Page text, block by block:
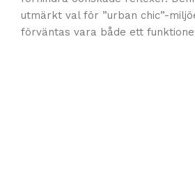
utmärkt val för ”urban chic”-
förväntas vara både ett